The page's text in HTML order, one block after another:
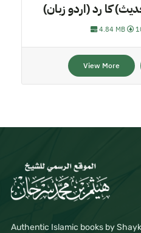
کا رد (اردو زبان)
4.84 MB
View More
Authentic Islamic books by